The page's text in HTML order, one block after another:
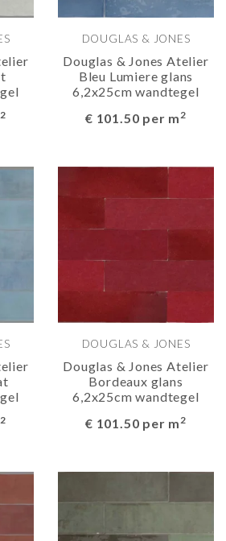
2
DOUGLAS & JONES
Douglas & Jones Atelier
Bleu Lumiere glans
6,2x25cm wandtegel
€ 101.50 per m2
2
DOUGLAS & JONES
Douglas & Jones Atelier
Bordeaux glans
6,2x25cm wandtegel
€ 101.50 per m2